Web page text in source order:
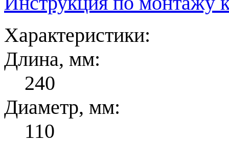
Характеристики:
Длина, мм:
240
Диаметр, мм:
110